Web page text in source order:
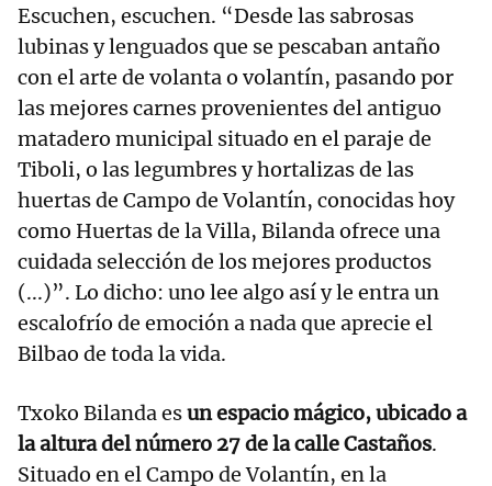
Escuchen, escuchen. “Desde las sabrosas
lubinas y lenguados que se pescaban antaño
con el arte de volanta o volantín, pasando por
las mejores carnes provenientes del antiguo
matadero municipal situado en el paraje de
Tiboli, o las legumbres y hortalizas de las
huertas de Campo de Volantín, conocidas hoy
como Huertas de la Villa, Bilanda ofrece una
cuidada selección de los mejores productos
(...)”. Lo dicho: uno lee algo así y le entra un
escalofrío de emoción a nada que aprecie el
Bilbao de toda la vida.
Txoko Bilanda esun espacio mágico, ubicado a
la altura del número 27 de la calle Castaños.
Situado en el Campo de Volantín, en la